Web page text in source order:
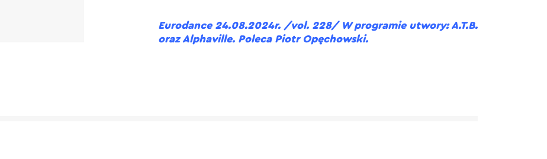
Eurodance 24.08.2024r. /vol. 228/ W programie utwory: A.T.B.
oraz Alphaville. Poleca Piotr Opęchowski.